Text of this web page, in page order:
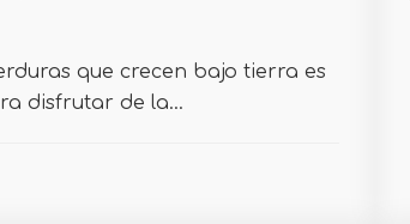
que crecen bajo tierra es
disfrutar de la...